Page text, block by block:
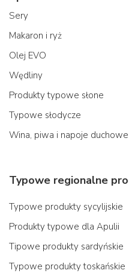
Sery
Makaron i ryż
Olej EVO
Wędliny
Produkty typowe słone
Typowe słodycze
Wina, piwa i napoje duchowe
Typowe regionalne
Typowe produkty sycylijskie
Produkty typowe dla Apulii
Tipowe produkty sardyńskie
Typowe produkty toskańskie